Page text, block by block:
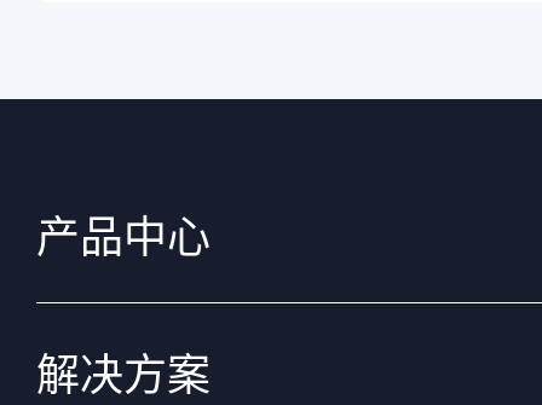
产品中心
解决方案